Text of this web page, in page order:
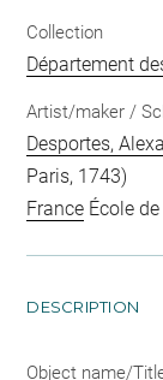
Collection
Département
Artist/maker /
Desportes,
Paris, 1743)
France École de
DESCRIPTION
Object name/